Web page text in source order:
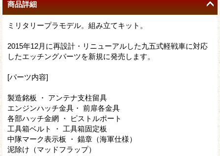
商品詳細
ミリタリープラモデル。組み立てキット。
2015年12月に再設計・リニューアルした九五式軽戦車に対応
したエッチングパーツを新規に発売します。
[パーツ内容]
製造銘板 ・ アンテナ支柱留具
エンジンハッチ金具・ 前扉各金具
各部ハッチ金網 ・ ピストルポート
工具箱ベルト ・ 工具箱固定板
中隊マーク表示板 ・ 錨章（海軍仕様）
泥除け（マッドフラップ）